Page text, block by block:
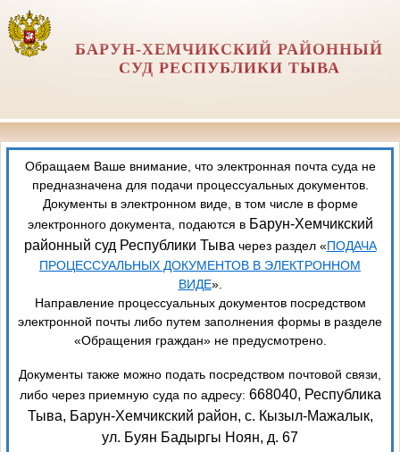
БАРУН-ХЕМЧИКСКИЙ РАЙОННЫЙ
СУД РЕСПУБЛИКИ ТЫВА
Обращаем Ваше внимание, что электронная почта суда не
предназначена для подачи процессуальных документов.
Документы в электронном виде, в том числе в форме
электронного документа, подаются в Барун-Хемчикский
районный суд Республики Тывачерез раздел «ПОДАЧА
ПРОЦЕССУАЛЬНЫХ ДОКУМЕНТОВ В ЭЛЕКТРОННОМ
ВИДЕ».
Направление процессуальных документов посредством
электронной почты либо путем заполнения формы в разделе
«Обращения граждан» не предусмотрено.
Документы также можно подать посредством почтовой связи,
либо через приемную суда по адресу: 668040, Республика
Тыва, Барун-Хемчикский район, с. Кызыл-Мажалык,
ул. Буян Бадыргы Ноян, д. 67